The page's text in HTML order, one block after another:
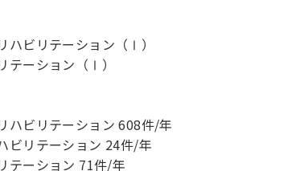
ハビリテーション（Ⅰ）
テーション（Ⅰ）
ハビリテーション 608件/年
ビリテーション 24件/年
テーション 71件/年